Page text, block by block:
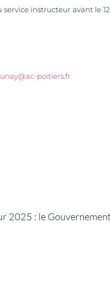
instructeur avant le 12
poitiers.fr